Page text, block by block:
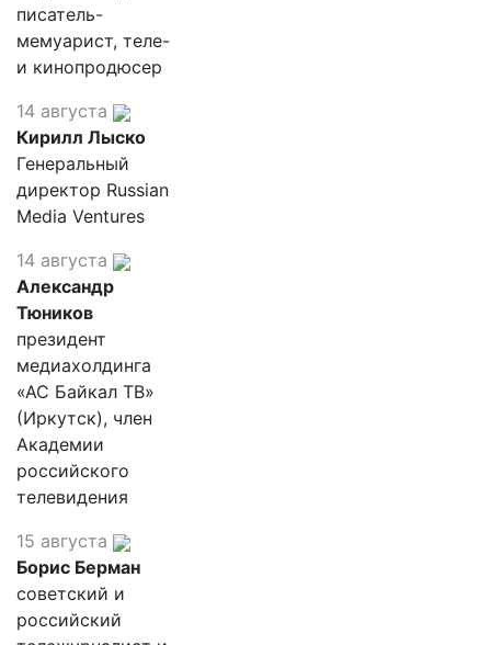
писатель-
мемуарист, теле-
и кинопродюсер
14 августа
Кирилл Лыско
Генеральный
директор Russian
Media Ventures
14 августа
Александр
Тюников
президент
медиахолдинга
«АС Байкал ТВ»
(Иркутск), член
Академии
российского
телевидения
15 августа
Борис Берман
советский и
российский